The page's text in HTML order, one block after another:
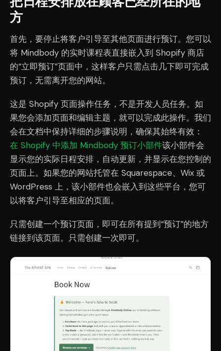
方
首先，要停止将客户引导至其他页面进行预订。您可以
将 Mindbody 的实时课程表直接嵌入到 Shopify 商店
的“立即预订”页面中，这样客户只需点击几下即可完成
预订，无需离开您的网站。
这是 Shopify 页面操作任务，不是开发人员任务。如
果您会添加页面和编辑主题，就可以完成此操作。我们
会在文档中保持详细的步骤说明，确保其始终有效：
在 Shopify 中添加 Mindbody 预订小部件该小部件会
显示您的实际日程安排，自动更新，并显示在您控制的
页面上。如果您的网站托管在 Squarespace、Wix 或
WordPress 上，该小部件也会嵌入到这些平台，您可
以将客户引导至相应的页面。
只需创建一个预订页面，即可在所有提到“预订”的地方
链接到该页面。只需创建一次即可。